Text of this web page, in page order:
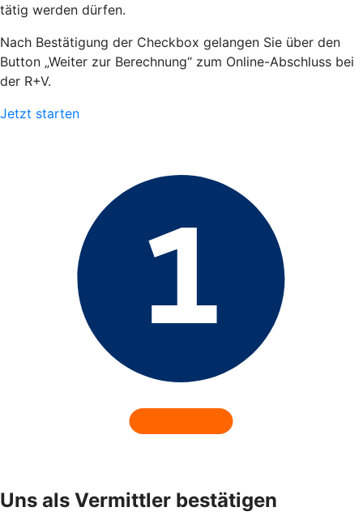
tätig werden dürfen.
Nach Bestätigung der Checkbox gelangen Sie über den
Button „Weiter zur Berechnung“ zum Online-Abschluss bei
der R+V.
Jetzt starten
Uns als Vermittler bestätigen